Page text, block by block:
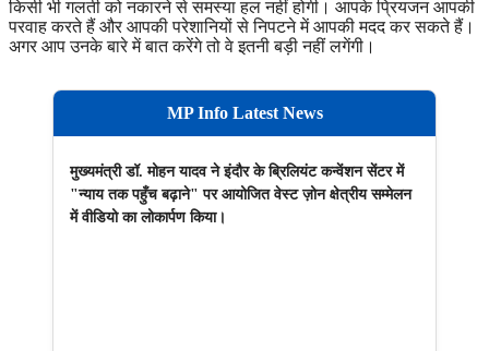
किसी भी गलती को नकारने से समस्या हल नहीं होगी। आपके प्रियजन आपकी
परवाह करते हैं और आपकी परेशानियों से निपटने में आपकी मदद कर सकते हैं।
अगर आप उनके बारे में बात करेंगे तो वे इतनी बड़ी नहीं लगेंगी।
MP Info Latest News
मुख्यमंत्री डॉ. मोहन यादव ने इंदौर के ब्रिलियंट कन्वेंशन सेंटर में
"न्याय तक पहुँच बढ़ाने" पर आयोजित वेस्ट ज़ोन क्षेत्रीय सम्मेलन
में वीडियो का लोकार्पण किया।